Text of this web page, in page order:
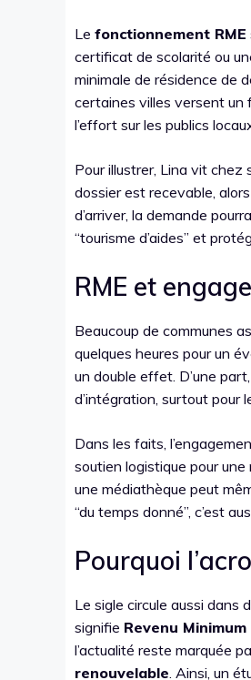
Le fonctionnement RME
certificat de scolarité ou
minimale de résidence de
certaines villes versent un
l’effort sur les publics
Pour illustrer, Lina vit chez
dossier est recevable,
d’arriver, la demande
“tourisme d’aides” et
RME et
Beaucoup de communes
quelques heures pour un
un double effet. D’une
d’intégration, surtout pour
Dans les faits,
soutien logistique pour
une médiathèque peut
“du temps donné”, c’est
Pourquoi
Le sigle circule aussi dans
signifie Revenu
l’actualité reste marquée
renouvelable. Ainsi, un